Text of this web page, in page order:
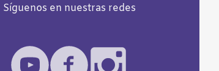
Síguenos en nuestras redes